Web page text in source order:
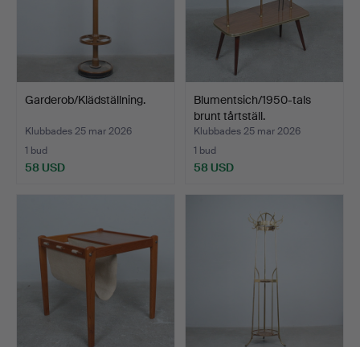
Garderob/Klädställning.
Klubbades 25 mar 2026
1 bud
58 USD
Blumentsich/1950-tals
brunt tårtställ.
Klubbades 25 mar 2026
1 bud
58 USD